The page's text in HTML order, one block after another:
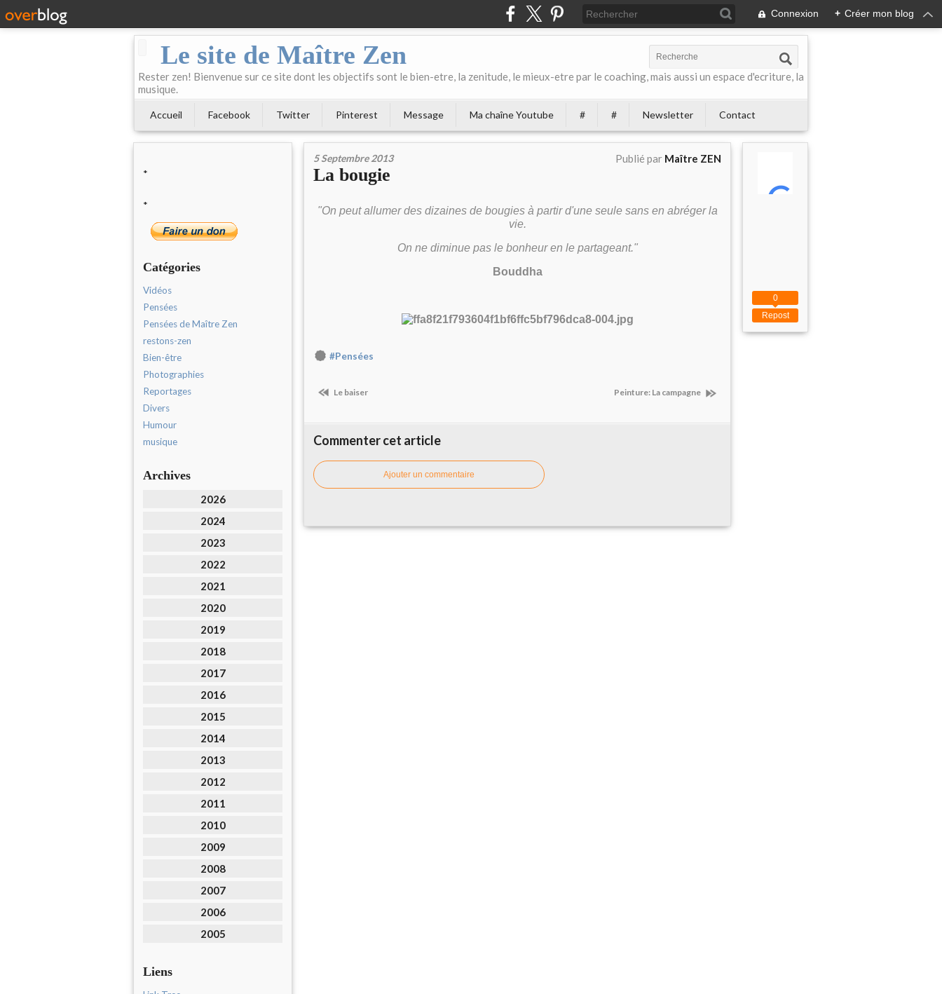
Connexion + Créer mon blog
Le site de Maître Zen
Rester zen! Bienvenue sur ce site dont les objectifs sont le bien-etre, la zenitude, le mieux-etre par le coaching, mais aussi un espace d'ecriture, la
musique.
Accueil Facebook Twitter Pinterest Message Ma chaîne Youtube # # Newsletter Contact
*
*
Catégories
Vidéos
Pensées
Pensées de Maître Zen
restons-zen
Bien-être
Photographies
Reportages
Divers
Humour
musique
Archives
2026
2024
2023
2022
2021
2020
2019
2018
2017
2016
2015
2014
2013
2012
2011
2010
2009
2008
2007
2006
2005
Liens
5 Septembre 2013 Publié par Maître ZEN
La bougie
"On peut allumer des dizaines de bougies à partir d'une seule sans en abréger la
vie.
On ne diminue pas le bonheur en le partageant."
Bouddha
#Pensées
Le baiser Peinture: La campagne
Commenter cet article
Ajouter un commentaire
Repost
0